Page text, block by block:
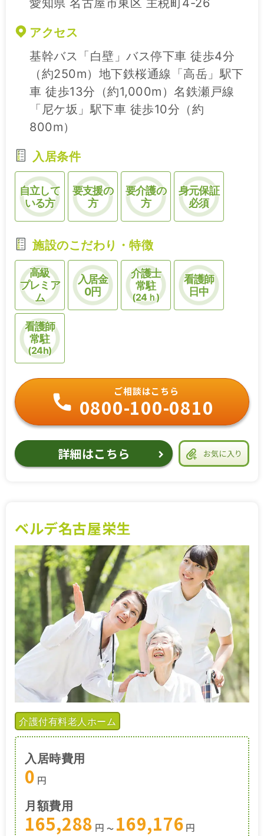
愛知県 名古屋市東区 主税町4-26
アクセス
基幹バス「白壁」バス停下車 徒歩4分
（約250m）地下鉄桜通線「高岳」駅下
車 徒歩13分（約1,000m）名鉄瀬戸線
「尼ケ坂」駅下車 徒歩10分（約
800m）
入居条件
自立して
いる方
要支援の
方
要介護の
方
身元保証
必須
施設のこだわり・特徴
高級
プレミア
ム
入居金
0円
介護士
常駐
(24ｈ)
看護師
日中
看護師
常駐
(24h)
お気に入り
ご相談はこちら
0800-100-0810
詳細はこちら
ベルデ名古屋栄生
介護付有料老人ホーム
入居時費用
0 円
月額費用
165,288 円 〜 169,176 円